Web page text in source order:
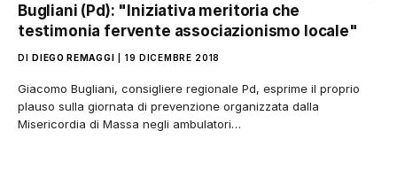
Bugliani (Pd): "Iniziativa meritoria che
testimonia fervente associazionismo locale"
DI DIEGO REMAGGI 19 DICEMBRE 2018
Giacomo Bugliani, consigliere regionale Pd, esprime il proprio
plauso sulla giornata di prevenzione organizzata dalla
Misericordia di Massa negli ambulatori…